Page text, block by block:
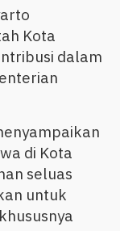
Kota
dalam
di Kota
seluas
untuk